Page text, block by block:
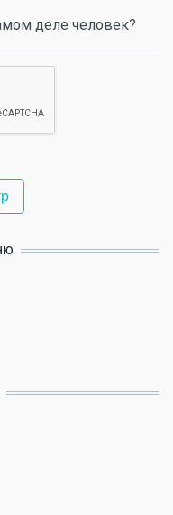
деле человек?